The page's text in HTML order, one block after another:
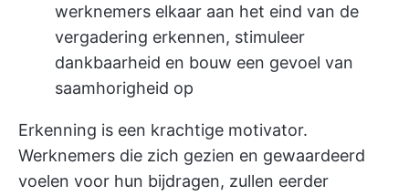
werknemers elkaar aan het eind van de
vergadering erkennen, stimuleer
dankbaarheid en bouw een gevoel van
saamhorigheid op
Erkenning is een krachtige motivator.
Werknemers die zich gezien en gewaardeerd
voelen voor hun bijdragen, zullen eerder